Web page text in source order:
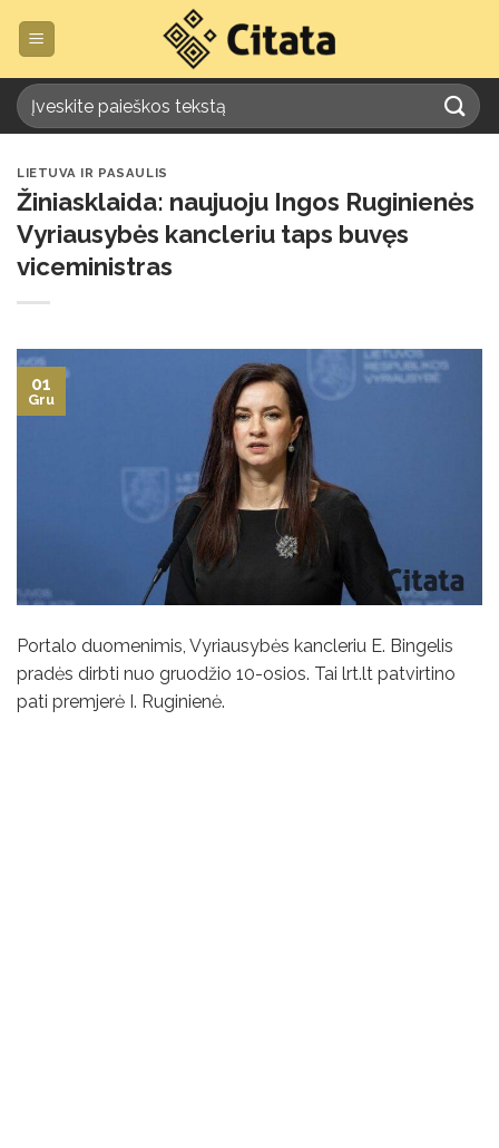
LIETUVA IR PASAULIS
Žiniasklaida: naujuoju Ingos Ruginienės
Vyriausybės kancleriu taps buvęs
viceministras
01
Gru
Portalo duomenimis, Vyriausybės kancleriu E. Bingelis
pradės dirbti nuo gruodžio 10-osios. Tai lrt.lt patvirtino
pati premjerė I. Ruginienė.